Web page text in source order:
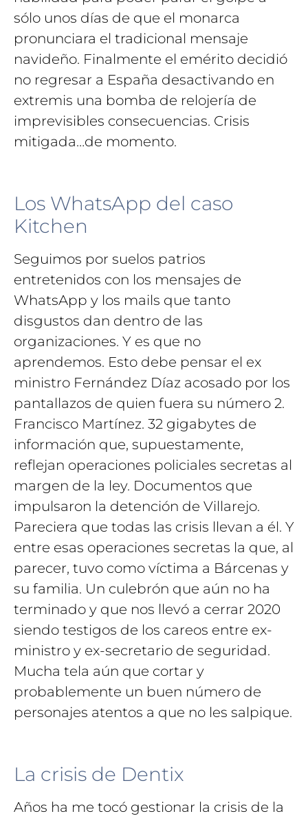
sólo unos días de que el monarca
pronunciara el tradicional mensaje
navideño. Finalmente el emérito decidió
no regresar a España desactivando en
extremis una bomba de relojería de
imprevisibles consecuencias. Crisis
mitigada…de momento.
Los WhatsApp del caso
Kitchen
Seguimos por suelos patrios
entretenidos con los mensajes de
WhatsApp y los mails que tanto
disgustos dan dentro de las
organizaciones. Y es que no
aprendemos. Esto debe pensar el ex
ministro Fernández Díaz acosado por los
pantallazos de quien fuera su número 2.
Francisco Martínez. 32 gigabytes de
información que, supuestamente,
reflejan operaciones policiales secretas al
margen de la ley. Documentos que
impulsaron la detención de Villarejo.
Pareciera que todas las crisis llevan a él. Y
entre esas operaciones secretas la que, al
parecer, tuvo como víctima a Bárcenas y
su familia. Un culebrón que aún no ha
terminado y que nos llevó a cerrar 2020
siendo testigos de los careos entre ex-
ministro y ex-secretario de seguridad.
Mucha tela aún que cortar y
probablemente un buen número de
personajes atentos a que no les salpique.
La crisis de Dentix
Años ha me tocó gestionar la crisis de la